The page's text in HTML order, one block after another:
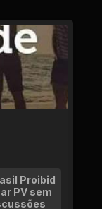
Proibid
PV sem